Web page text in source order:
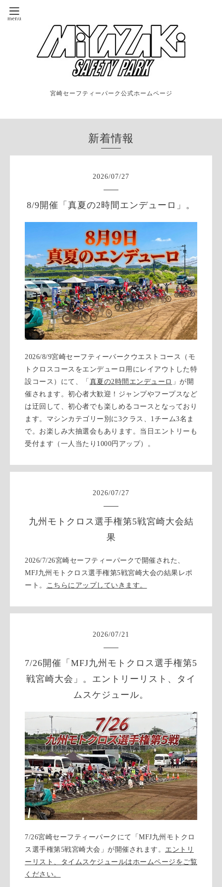
宮崎セーフティーパーク公式ホームページ
新着情報
2026/07/27
8/9開催「真夏の2時間エンデューロ」。
2026/8/9宮崎セーフティーパークウエストコース（モ
トクロスコースをエンデューロ用にレイアウトした特
設コース）にて、「 真夏の2時間エンデューロ 」が開
催されます。初心者大歓迎！ジャンプやフープスなど
は迂回して、初心者でも楽しめるコースとなっており
ます。マシンカテゴリー別に3クラス、1チーム3名ま
で。お楽しみ大抽選会もあります。当日エントリーも
受付ます（一人当たり1000円アップ）。
2026/07/27
九州モトクロス選手権第5戦宮崎大会結
果
2026/7/26宮崎セーフティーパークで開催された、
MFJ九州モトクロス選手権第5戦宮崎大会の結果レポ
ート。
こちらにアップしていきます。
2026/07/21
7/26開催「MFJ九州モトクロス選手権第5
戦宮崎大会」。エントリーリスト、タイ
ムスケジュール。
7/26宮崎セーフティーパークにて「MFJ九州モトクロ
ス選手権第5戦宮崎大会」が開催されます。 エントリ
ーリスト、タイムスケジュールはホームページをご覧
ください。